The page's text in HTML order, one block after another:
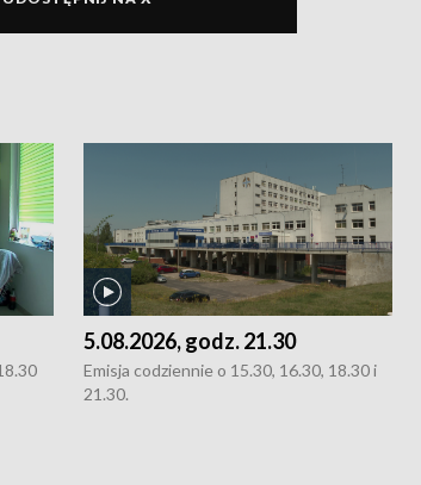
5.08.2026, godz. 21.30
Emisja codziennie o 15.30, 16.30, 18.30 i
21.30.